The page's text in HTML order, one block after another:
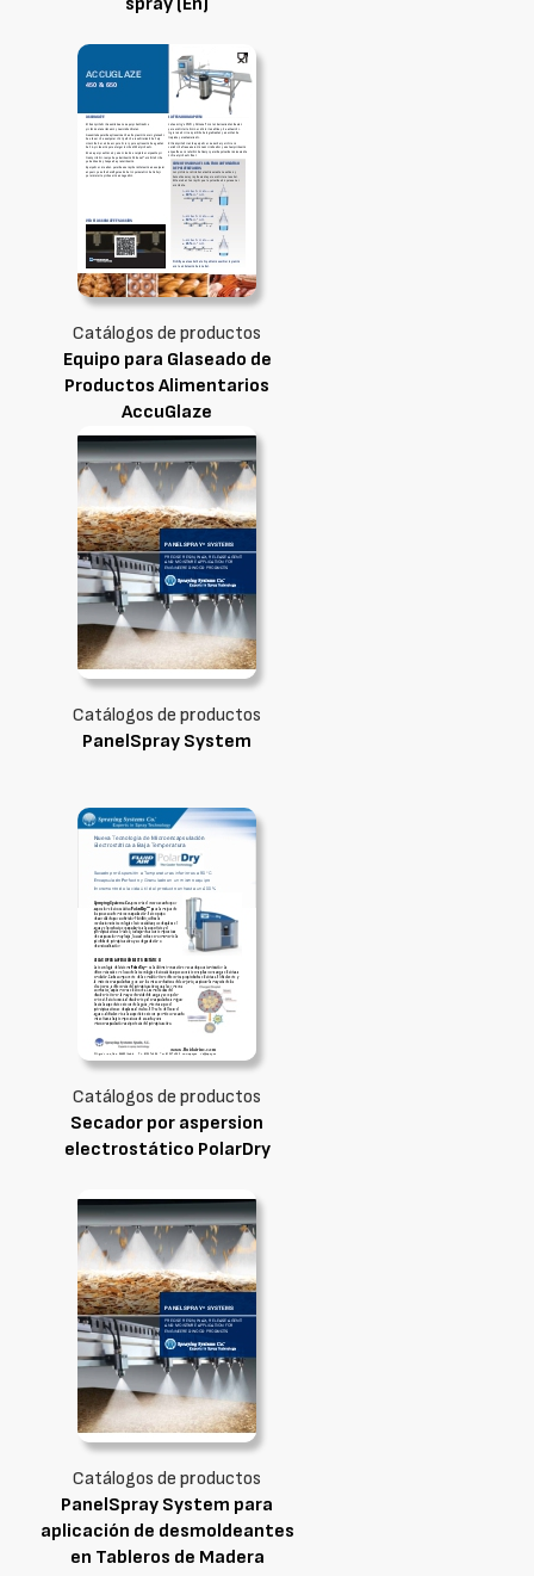
Catálogos de productos
Equipo para Glaseado de
Productos Alimentarios
AccuGlaze
Catálogos de productos
PanelSpray System
Catálogos de productos
Secador por aspersion
electrostático PolarDry
Catálogos de productos
PanelSpray System para
aplicación de desmoldeantes
en Tableros de Madera